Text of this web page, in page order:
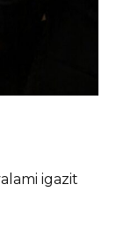
igazit